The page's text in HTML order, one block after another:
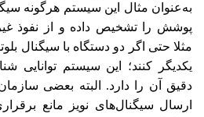
به‌عنوان مثال این سیستم هرگونه
پوشش را تشخیص داده و از نفوذ
مثلا حتی اگر دو دستگاه با سیگنال
یکدیگر کنند؛ این سیستم توانایی
دقیق آن را دارد. البته بعضی
ارسال سیگنال‌های نویز مانع